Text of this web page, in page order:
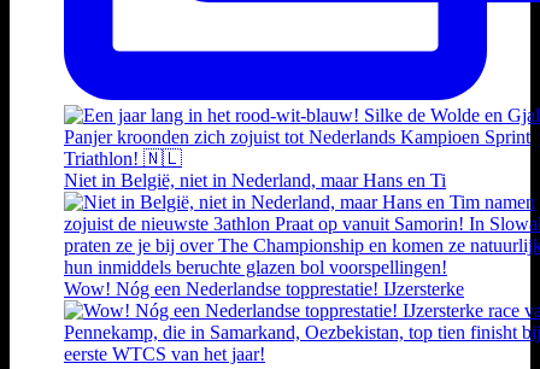
Niet in België, niet in Nederland, maar Hans en Ti
Wow! Nóg een Nederlandse topprestatie! IJzersterke